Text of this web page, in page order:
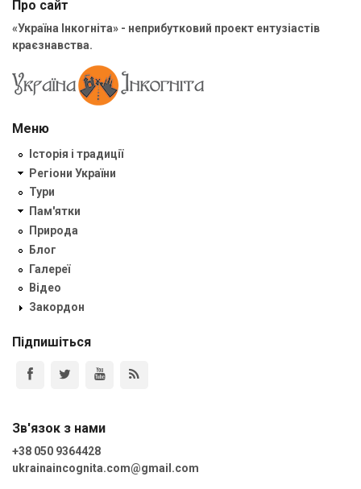
Про сайт
«Україна Інкогніта» - неприбутковий проект ентузіастів
краєзнавства.
Меню
Історія і традиції
Регіони України
Тури
Пам'ятки
Природа
Блог
Галереї
Відео
Закордон
Підпишіться
Зв'язок з нами
+38 050 9364428
ukrainaincognita.com@gmail.com